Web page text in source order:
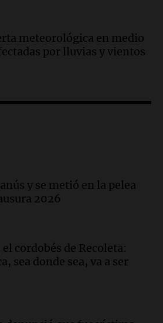
clave sobre el
Villa Dolores
jueves
el casino en la
peligroso”
educativos
meteorológica en medio
por lluvias y vientos
y se metió en la pelea
2026
cordobés de Recoleta:
sea donde sea, va a ser